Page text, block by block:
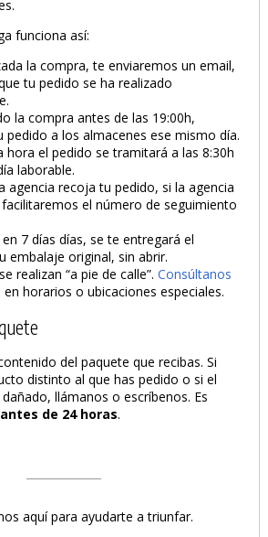
funciona así:
la compra, te enviaremos un email,
tu pedido se ha realizado
la compra antes de las 19:00h,
a los almacenes ese mismo día.
hora el pedido se tramitará a las 8:30h
laborable.
agencia recoja tu pedido, si la agencia
el número de seguimiento
7 días días, se te entregará el
embalaje original, sin abrir.
realizan “a pie de calle”.Consúltanos
horarios o ubicaciones especiales.
del paquete que recibas. Si
distinto al que has pedido o si el
llámanos o escríbenos. Es
antes de 24 horas.
aquí para ayudarte a triunfar.